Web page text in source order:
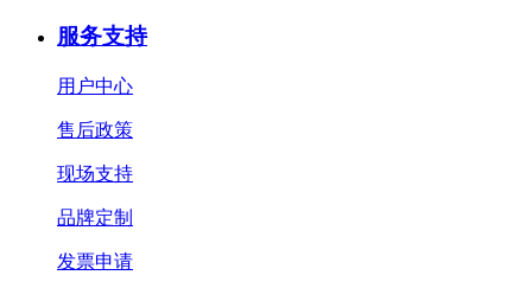
服务支持
用户中心
售后政策
现场支持
品牌定制
发票申请